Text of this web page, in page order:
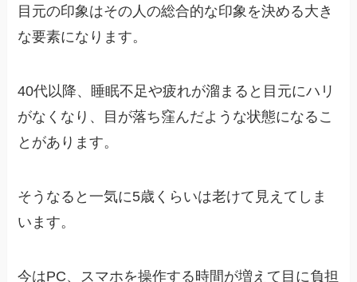
目元の印象はその人の総合的な印象を決める大き
な要素になります。
40代以降、睡眠不足や疲れが溜まると目元にハリ
がなくなり、目が落ち窪んだような状態になるこ
とがあります。
そうなると一気に5歳くらいは老けて見えてしま
います。
今はPC、スマホを操作する時間が増えて目に負担